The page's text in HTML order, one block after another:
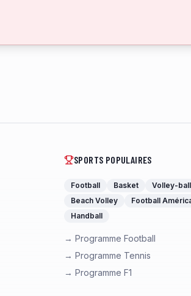
SPORTS POPULAIRES
Football Basket
Volley-ball
Beach Volley
Football
Handball
→ Programme Football
→ Programme Tennis
→ Programme F1